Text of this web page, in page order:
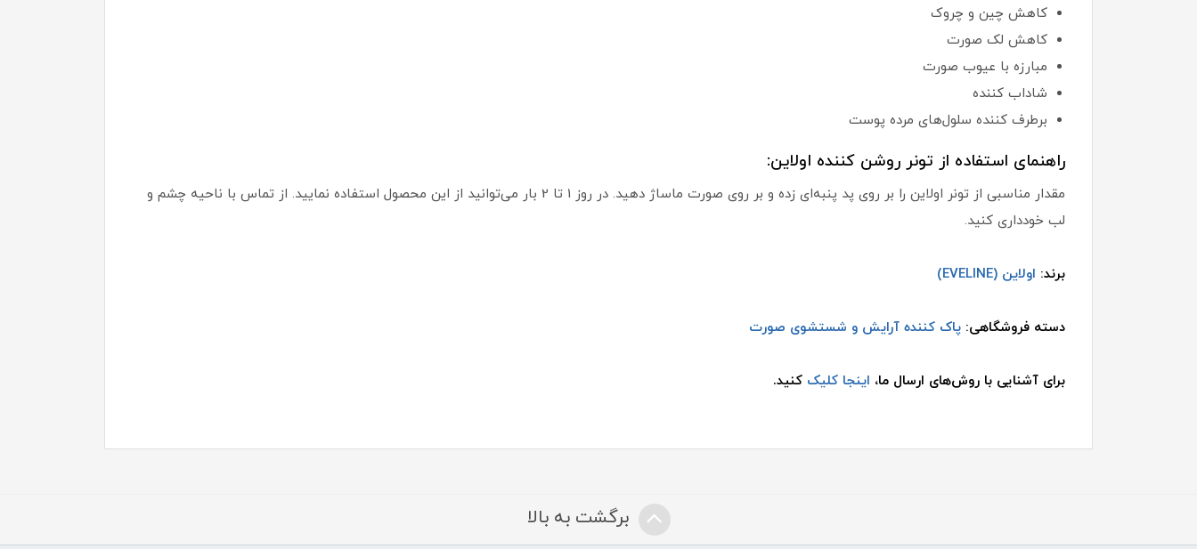
کاهش چین و چروک
کاهش لک صورت
مبارزه با عیوب صورت
شاداب کننده
برطرف کننده سلول‌های مرده پوست
راهنمای استفاده از تونر روشن کننده اولاین:
مقدار مناسبی از تونر اولاین را بر روی پد پنبه‌ای زده و بر روی صورت ماساژ دهید. در روز 1 تا 2 بار می‌توانید از این محصول استفاده نمایید. از تماس با ناحیه چشم و
لب خودداری کنید.
برند: اولاین (EVELINE)
دسته فروشگاهی: پاک کننده آرایش و شستشوی صورت
برای آشنایی با روش‌های ارسال ما، اینجا کلیک کنید.
برگشت به بالا